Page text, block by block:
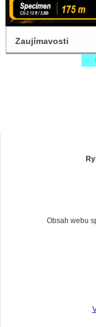
Zaujímavosti
Obsah webu